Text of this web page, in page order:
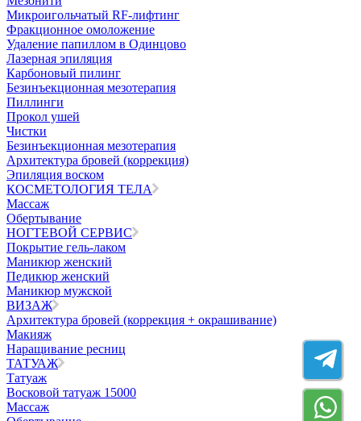
Микроигольчатый RF-лифтинг
Фракционное омоложение
Удаление папиллом в Одинцово
Лазерная эпиляция
Карбоновый пилинг
Безинъекционная мезотерапия
Пиллинги
Прокол ушей
Чистки
Безинъeкционная мезотерапия
Архитектура бровей (коррекция)
Эпиляция воском
КОСМЕТОЛОГИЯ ТЕЛА
Массаж
Обертывание
НОГТЕВОЙ СЕРВИС
Покрытие гель-лаком
Маникюр женский
Педикюр женский
Маникюр мужской
ВИЗАЖ
Архитектура бровей (коррекция + окрашивание)
Макияж
Наращивание ресниц
ТАТУАЖ
Татуаж
Восковой татуаж 15000
Массаж